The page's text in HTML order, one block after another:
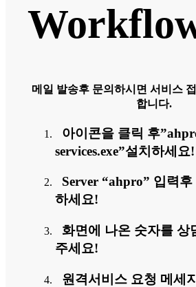
메일 발송후 문의하시면 서비스
합니다.
아이콘을 클릭 후
services.exe”설치하세요!
Server “ahpro” 입력
하세요!
화면에 나온 숫자를 상
주세요!
원격서비스 요청 메세